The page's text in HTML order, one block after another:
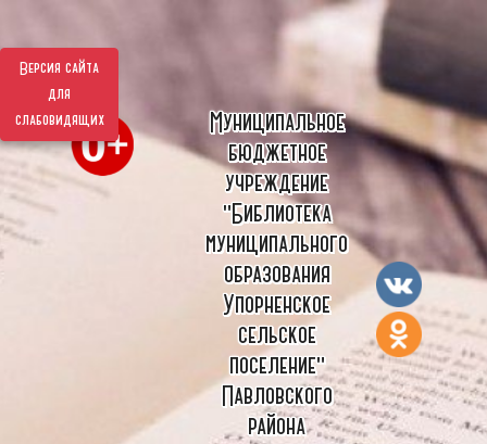
Версия сайта
для
слабовидящих
Муниципальное
бюджетное
учреждение
"Библиотека
муниципального
образования
Упорненское
сельское
поселение"
Павловского
района